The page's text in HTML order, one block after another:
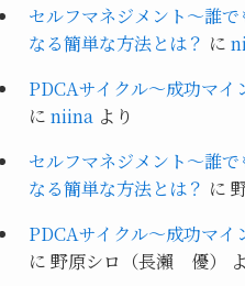
セルフマネジメント～誰
なる簡単な方法とは？ に
PDCAサイクル～成功マイ
に niinaより
セルフマネジメント～誰
なる簡単な方法とは？ に
PDCAサイクル～成功マイ
に 野原シロ（長瀨 優）